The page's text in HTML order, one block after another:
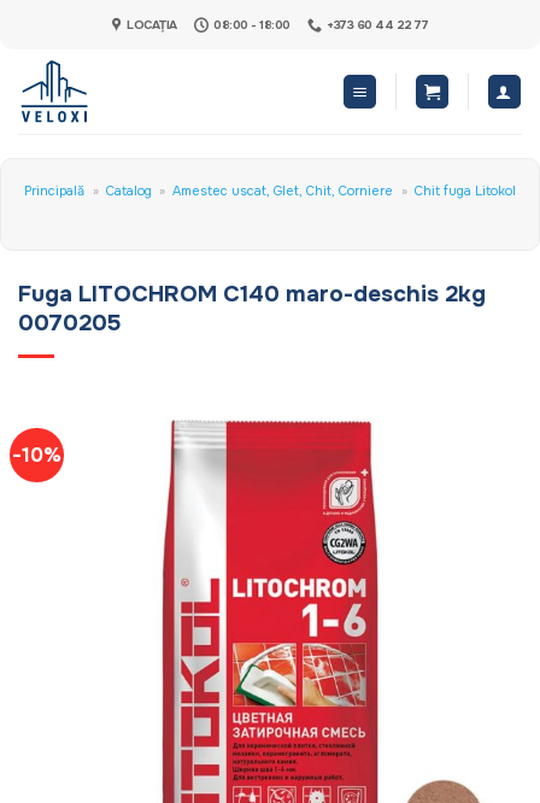
content
LOCAȚIA 08:00 - 18:00 +373 60 44 22 77
Principală » Catalog » Amestec uscat, Glet, Chit, Corniere » Chit fuga Litokol
Fuga LITOCHROM C140 maro-deschis 2kg
0070205
-10%